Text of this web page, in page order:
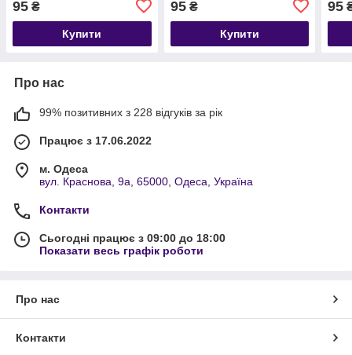
95 ₴
Купити
95₴
Купити
95
Про нас
99% позитивних з 228 відгуків за рік
Працює з 17.06.2022
м. Одеса
вул. Краснова, 9а, 65000, Одеса, Україна
Контакти
Сьогодні працює з 09:00 до 18:00
Показати весь графік роботи
Про нас
Контакти